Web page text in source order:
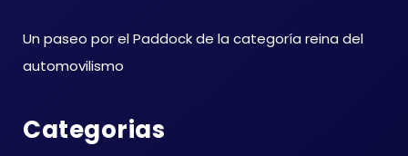
Un paseo por el Paddock de la categoría reina del
automovilismo
Categorias